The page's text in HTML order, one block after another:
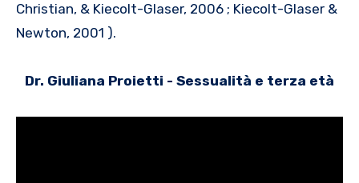
Christian, & Kiecolt-Glaser, 2006 ; Kiecolt-Glaser &
Newton, 2001 ).
Dr. Giuliana Proietti - Sessualità e terza età